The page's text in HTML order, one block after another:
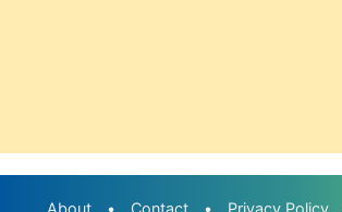
About • Contact • Privacy Policy